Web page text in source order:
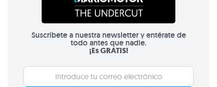
Suscríbete a nuestra newsletter y entérate de
todo antes que nadie.
¡Es GRATIS!